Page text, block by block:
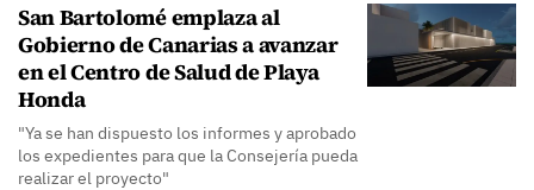
San Bartolomé emplaza al
Gobierno de Canarias a avanzar
en el Centro de Salud de Playa
Honda
"Ya se han dispuesto los informes y aprobado
los expedientes para que la Consejería pueda
realizar el proyecto"